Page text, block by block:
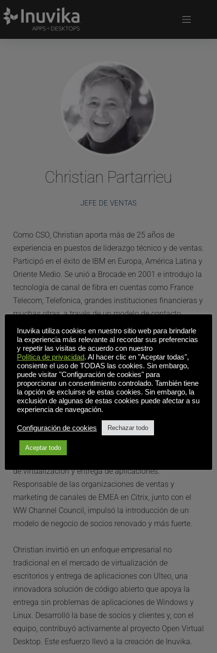
Christian Partarrieu
JEFE DE VENTAS
Como CSO, Christian aporta más de 25 años de
experiencia en puestos de liderazgo técnico y de ventas.
Participó en el éxito de IBM en Europa, América Latina y
Oriente Medio. Se unió a Brocade en 2001 e introdujo la
tecnología de canal de fibra en cuentas como France
Telecom, Telefonica, grandes instituciones financieras y
muchas otras, a través de un modelo de contacto
directo mientras aprovechaba las relaciones con OEM y
socios, en Europa del Sur y América Latina.
Christian participó con el equipo ejecutivo de NetApp en
la creación, implementación y ejecución de su
estrategia de negocio de canal, como Director de Ventas
de Canal de EMEA. NetApp aumentó significativamente
su ratio de negocios indirectos, al tiempo que aumentó
los ingresos de EMEA en todos los ámbitos.
Desde 2012, Christian se ha centrado en los mercados
de virtualización y entrega de aplicaciones.
Responsable de las organizaciones de ventas y
marketing de canales de EMEA en Citrix, junto con el
WW Channel Council, impulsó la introducción de un
modelo de negocio de socios renovado y más fuerte.
Christian invirtió en un enfoque empresarial no
tradicional en el mercado de virtualización de
escritorios y entrega de aplicaciones con Ulteo, una
innovadora solución de código abierto que apoya la
entrega sin problemas de aplicaciones de Windows y
Linux. Desarrolló la base de socios y clientes y, con el
equipo, contribuyó activamente al proyecto Open Virtual
Desktop. Este esfuerzo llevó a la creación de Inuvika.
Inuvika utiliza cookies en nuestro sitio web para brindarle
la experiencia más relevante al recordar sus preferencias
y repetir las visitas de acuerdo con nuestro
Política de privacidad. Al hacer clic en "Aceptar todas",
consiente el uso de TODAS las cookies. Sin embargo,
puede visitar "Configuración de cookies" para
proporcionar un consentimiento controlado. También tiene
la opción de excluirse de estas cookies. Sin embargo, la
exclusión de algunas de estas cookies puede afectar a su
experiencia de navegación.
Configuración de cookies Rechazar todo
Aceptar todo